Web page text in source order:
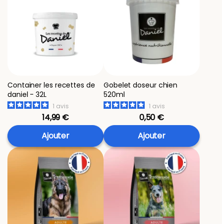
Container les recettes de
daniel - 32L
1 avis
14,99 €
Ajouter
Gobelet doseur chien
520ml
1 avis
0,50 €
Ajouter